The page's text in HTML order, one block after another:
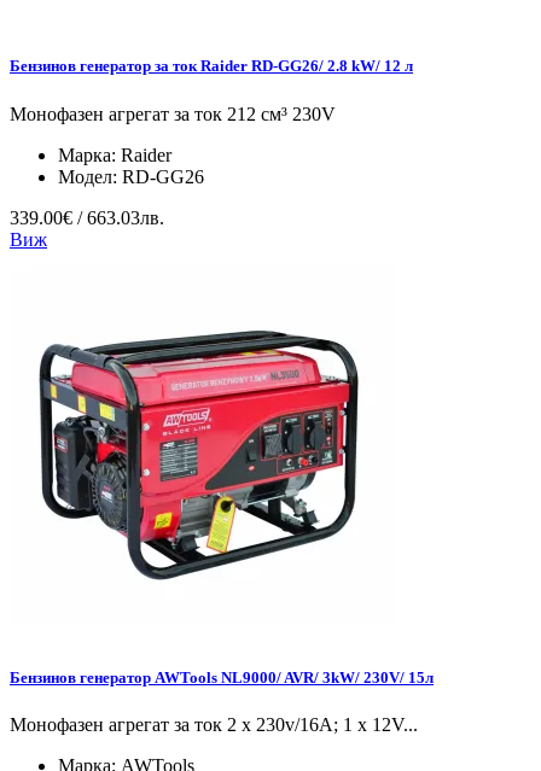
Бензинов генератор за ток Raider RD-GG26/ 2.8 kW/ 12 л
Монофазен агрегат за ток 212 см³ 230V
Марка: Raider
Модел: RD-GG26
339.00€ / 663.03лв.
Виж
Бензинов генератор AWTools NL9000/ AVR/ 3kW/ 230V/ 15л
Монофазен агрегат за ток 2 x 230v/16A; 1 x 12V...
Марка: AWTools